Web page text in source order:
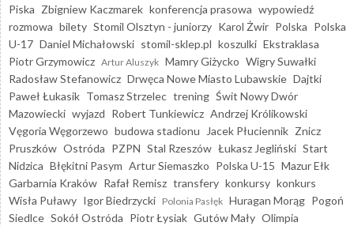
Piska Zbigniew Kaczmarek konferencja prasowa wypowiedź
rozmowa bilety Stomil Olsztyn - juniorzy Karol Żwir Polska Polska
U-17 Daniel Michałowski stomil-sklep.pl koszulki Ekstraklasa
Piotr Grzymowicz Artur Aluszyk Mamry Giżycko Wigry Suwałki
Radosław Stefanowicz Drwęca Nowe Miasto Lubawskie Dajtki
Paweł Łukasik Tomasz Strzelec trening Świt Nowy Dwór
Mazowiecki wyjazd Robert Tunkiewicz Andrzej Królikowski
Vęgoria Węgorzewo budowa stadionu Jacek Płuciennik Znicz
Pruszków Ostróda PZPN Stal Rzeszów Łukasz Jegliński Start
Nidzica Błękitni Pasym Artur Siemaszko Polska U-15 Mazur Ełk
Garbarnia Kraków Rafał Remisz transfery konkursy konkurs
Wisła Puławy Igor Biedrzycki Polonia Pasłęk Huragan Morąg Pogoń
Siedlce Sokół Ostróda Piotr Łysiak Gutów Mały Olimpia